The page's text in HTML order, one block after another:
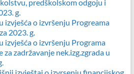
predškolskom odgoju i
g.
izvješća o izvršenju Progreama
2023. g.
izvješća o izvršenju Programa
zadržavanje nek.izg.zgrada u